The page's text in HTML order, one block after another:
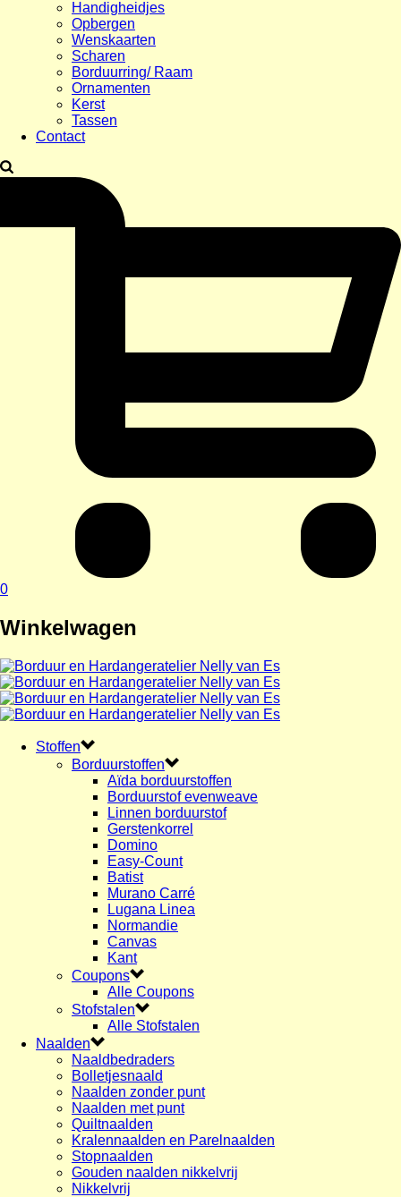
Handigheidjes
Opbergen
Wenskaarten
Scharen
Borduurring/ Raam
Ornamenten
Kerst
Tassen
Contact
0
Winkelwagen
Stoffen
Borduurstoffen
Aïda borduurstoffen
Borduurstof evenweave
Linnen borduurstof
Gerstenkorrel
Domino
Easy-Count
Batist
Murano Carré
Lugana Linea
Normandie
Canvas
Kant
Coupons
Alle Coupons
Stofstalen
Alle Stofstalen
Naalden
Naaldbedraders
Bolletjesnaald
Naalden zonder punt
Naalden met punt
Quiltnaalden
Kralennaalden en Parelnaalden
Stopnaalden
Gouden naalden nikkelvrij
Nikkelvrij